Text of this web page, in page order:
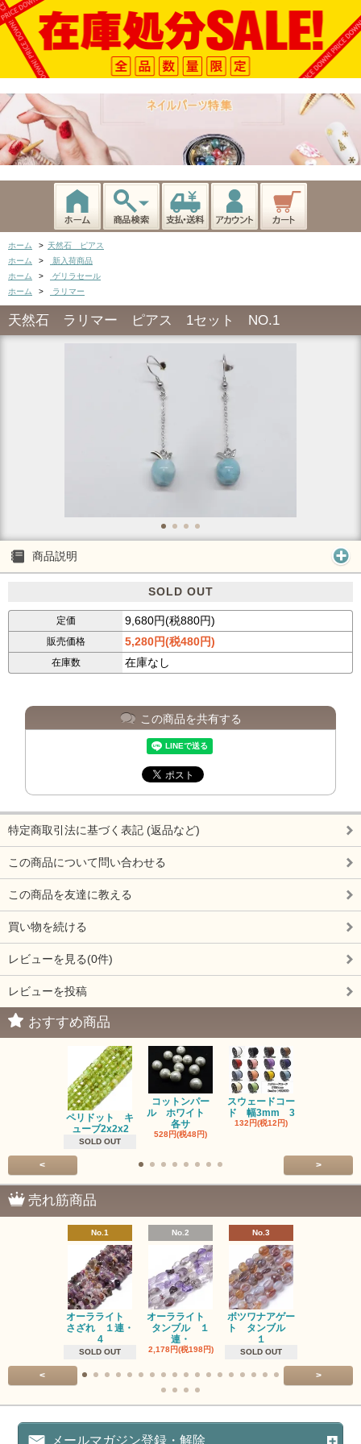
ホーム > 天然石 ピアス
ホーム
>
新入荷商品
ホーム
>
ゲリラセール
ホーム
> ラリマー
天然石 ラリマー ピアス 1セット NO.1
商品説明
SOLD OUT
定価 9,680円(税880円)
販売価格 5,280円(税480円)
在庫数 在庫なし
この商品を共有する
特定商取引法に基づく表記 (返品など)
この商品について問い合わせる
この商品を友達に教える
買い物を続ける
レビューを見る(0件)
レビューを投稿
おすすめ商品
ペリドット キ
ューブ2x2x2
SOLD OUT
コットンパー
ル ホワイト
各サ
528円(税48円)
スウェードコー
ド 幅3mm 3
132円(税12円)
< >
売れ筋商品
No.1
オーラライト
さざれ １連・
4
SOLD OUT
No.2
オーラライト
タンブル １
連・
2,178円(税198円)
No.3
ボツワナアゲー
ト タンブル
１
SOLD OUT
< >
メールマガジン登録・解除